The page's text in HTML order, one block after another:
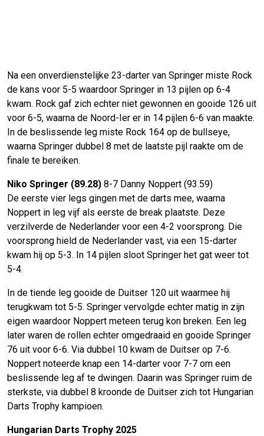
Na een onverdienstelijke 23-darter van Springer miste Rock
de kans voor 5-5 waardoor Springer in 13 pijlen op 6-4
kwam. Rock gaf zich echter niet gewonnen en gooide 126 uit
voor 6-5, waarna de Noord-Ier er in 14 pijlen 6-6 van maakte.
In de beslissende leg miste Rock 164 op de bullseye,
waarna Springer dubbel 8 met de laatste pijl raakte om de
finale te bereiken.
Niko Springer (89.28) 8-7 Danny Noppert (93.59)
De eerste vier legs gingen met de darts mee, waarna
Noppert in leg vijf als eerste de break plaatste. Deze
verzilverde de Nederlander voor een 4-2 voorsprong. Die
voorsprong hield de Nederlander vast, via een 15-darter
kwam hij op 5-3. In 14 pijlen sloot Springer het gat weer tot
5-4.
In de tiende leg gooide de Duitser 120 uit waarmee hij
terugkwam tot 5-5. Springer vervolgde echter matig in zijn
eigen waardoor Noppert meteen terug kon breken. Een leg
later waren de rollen echter omgedraaid en gooide Springer
76 uit voor 6-6. Via dubbel 10 kwam de Duitser op 7-6.
Noppert noteerde knap een 14-darter voor 7-7 om een
beslissende leg af te dwingen. Daarin was Springer ruim de
sterkste, via dubbel 8 kroonde de Duitser zich tot Hungarian
Darts Trophy kampioen.
Hungarian Darts Trophy 2025